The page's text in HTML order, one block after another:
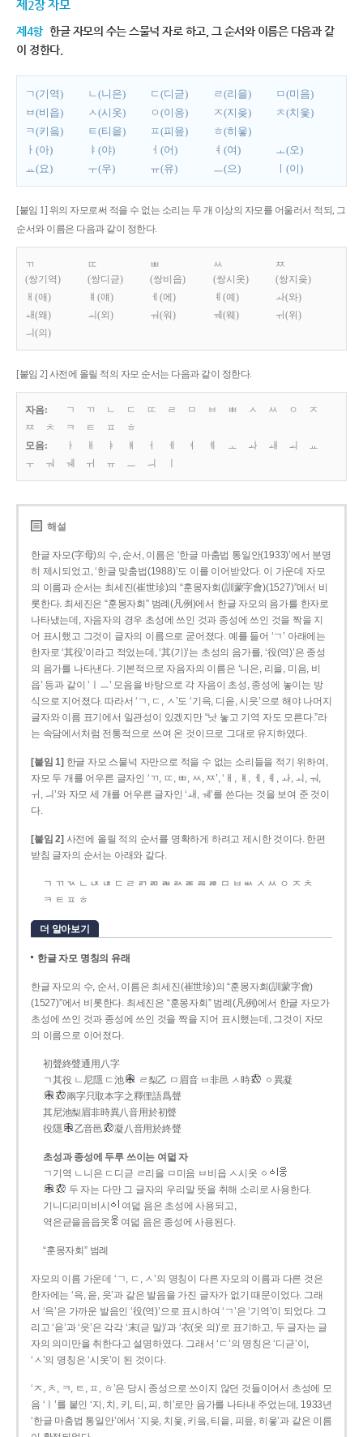
제2장 자모
제4항 한글 자모의 수는 스물넉 자로 하고, 그 순서와 이름은 다음과 같
이 정한다.
ㄱ(기역) ㄴ(니은) ㄷ(디귿) ㄹ(리을)
ㅁ(미음)
ㅂ(비읍)
ㅅ(시옷) ㅇ(이응) ㅈ(지읒)
ㅊ(치읓)
ㅋ(키읔)
ㅌ(티읕) ㅍ(피읖)
ㅎ(히읗)
ㅏ(아)
ㅑ(야) ㅓ(어) ㅕ(여)
ㅗ(오)
ㅛ(요)
ㅜ(우) ㅠ(유) ㅡ(으) ㅣ(이)
[붙임 1] 위의 자모로써 적을 수 없는 소리는 두 개 이상의 자모를 어울러서 적되, 그
순서와 이름은 다음과 같이 정한다.
ㄲ
(쌍기역)
ㄸ
(쌍디귿)
ㅃ
(쌍비읍)
ㅆ
(쌍시옷)
ㅉ
(쌍지읒)
ㅐ(애)
ㅒ(얘) ㅔ(에) ㅖ(예)
ㅘ(와)
ㅙ(왜)
ㅚ(외) ㅝ(워) ㅞ(웨)
ㅟ(위)
ㅢ(의)
[붙임 2] 사전에 올릴 적의 자모 순서는 다음과 같이 정한다.
자음: ㄱ ㄲ ㄴ ㄷ ㄸ ㄹ ㅁ ㅂ ㅃ ㅅ ㅆ ㅇ
ㅈ
ㅉ
ㅊ ㅋ ㅌ ㅍ
ㅎ
모음:
ㅏ ㅐ ㅑ ㅒ ㅓ ㅔ ㅕ ㅖ ㅗ ㅘ ㅙ ㅚ
ㅛ
ㅜ
ㅝ ㅞ ㅟ ㅠ ㅡ ㅢ
해설
한글 자모(字母)의 수, 순서, 이름은 ‘한글 마춤법 통일안(1933)’에서 분명
히 제시되었고, ‘한글 맞춤법(1988)’도 이를 이어받았다. 이 가운데 자모
의 이름과 순서는 최세진(崔世珍)의 “훈몽자회(訓蒙字會)(1527)”에서 비
롯한다. 최세진은 “훈몽자회” 범례(凡例)에서 한글 자모의 음가를 한자로
나타냈는데, 자음자의 경우 초성에 쓰인 것과 종성에 쓰인 것을 짝을 지
어 표시했고 그것이 글자의 이름으로 굳어졌다. 예를 들어 ‘ㄱ’ 아래에는
한자로 ‘其役’이라고 적었는데, ‘其(기)’는 초성의 음가를, ‘役(역)’은 종성
의 음가를 나타낸다. 기본적으로 자음자의 이름은 ‘니은, 리을, 미음, 비
읍’ 등과 같이 ‘ㅣㅡ’ 모음을 바탕으로 각 자음이 초성, 종성에 놓이는 방
식으로 지어졌다. 따라서 ‘ㄱ, ㄷ, ㅅ’도 ‘기윽, 디읃, 시읏’으로 해야 나머지
글자와 이름 표기에서 일관성이 있겠지만 “낫 놓고 기역 자도 모른다.”라
는 속담에서처럼 전통적으로 쓰여 온 것이므로 그대로 유지하였다.
[붙임 1] 한글 자모 스물넉 자만으로 적을 수 없는 소리들을 적기 위하여,
자모 두 개를 어우른 글자인 ‘ㄲ, ㄸ, ㅃ, ㅆ, ㅉ’, ‘ㅐ, ㅒ, ㅔ, ㅖ, ㅘ, ㅚ, ㅝ,
ㅟ, ㅢ’와 자모 세 개를 어우른 글자인 ‘ㅙ, ㅞ’를 쓴다는 것을 보여 준 것이
다.
[붙임 2] 사전에 올릴 적의 순서를 명확하게 하려고 제시한 것이다. 한편
받침 글자의 순서는 아래와 같다.
ㄱ ㄲ ㄳ ㄴ ㄵ ㄶ ㄷ ㄹ ㄺ ㄻ ㄼ ㄽ ㄾ ㄿ ㅀ ㅁ ㅂ ㅄ ㅅ ㅆ ㅇ ㅈ ㅊ
ㅋ ㅌ ㅍ ㅎ
더 알아보기
한글 자모 명칭의 유래
한글 자모의 수, 순서, 이름은 최세진(崔世珍)의 “훈몽자회(訓蒙字會)
(1527)”에서 비롯한다. 최세진은 “훈몽자회” 범례(凡例)에서 한글 자모가
초성에 쓰인 것과 종성에 쓰인 것을 짝을 지어 표시했는데, 그것이 자모
의 이름으로 이어졌다.
初聲終聲通用八字
ㄱ其役 ㄴ尼隱 ㄷ池
ㄹ梨乙 ㅁ眉音 ㅂ非邑 ㅅ時
ㆁ異凝
兩字只取本字之釋俚語爲聲
其尼池梨眉非時異八音用於初聲
役隱
乙音邑 凝八音用於終聲
초성과 종성에 두루 쓰이는 여덟 자
ㄱ기역 ㄴ니은 ㄷ디귿 ㄹ리을 ㅁ미음 ㅂ비읍 ㅅ시옷 ㆁ
두 자는 다만 그 글자의 우리말 뜻을 취해 소리로 사용한다.
기니디리미비시
여덟 음은 초성에 사용되고,
역은귿을음읍옷
여덟 음은 종성에 사용된다.
“훈몽자회” 범례
자모의 이름 가운데 ‘ㄱ, ㄷ, ㅅ’의 명칭이 다른 자모의 이름과 다른 것은
한자에는 ‘윽, 읃, 읏’과 같은 발음을 가진 글자가 없기 때문이었다. 그래
서 ‘윽’은 가까운 발음인 ‘役(역)’으로 표시하여 ‘ㄱ’은 ‘기역’이 되었다. 그
리고 ‘읃’과 ‘읏’은 각각 ‘末(귿 말)’과 ‘衣(옷 의)’로 표기하고, 두 글자는 글
자의 의미만을 취한다고 설명하였다. 그래서 ‘ㄷ’의 명칭은 ‘디귿’이,
‘ㅅ’의 명칭은 ‘시옷’이 된 것이다.
‘ㅈ, ㅊ, ㅋ, ㅌ, ㅍ, ㅎ’은 당시 종성으로 쓰이지 않던 것들이어서 초성에 모
음 ‘ㅣ’를 붙인 ‘지, 치, 키, 티, 피, 히’로만 음가를 나타내 주었는데, 1933년
‘한글 마춤법 통일안’에서 ‘지읒, 치읓, 키읔, 티읕, 피읖, 히읗’과 같은 이름